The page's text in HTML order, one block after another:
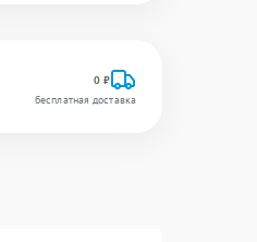
0 ₽
бесплатная доставка